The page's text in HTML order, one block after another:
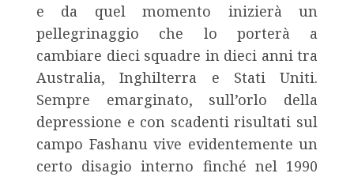
e da quel momento inizierà un
pellegrinaggio che lo porterà a
cambiare dieci squadre in dieci anni tra
Australia, Inghilterra e Stati Uniti.
Sempre emarginato, sull’orlo della
depressione e con scadenti risultati sul
campo Fashanu vive evidentemente un
certo disagio interno finché nel 1990